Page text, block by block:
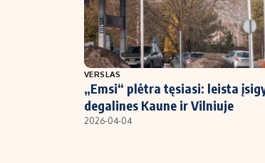
Ekonomika
Politika
NT ir statybos
VERSLAS
„Emsi“ plėtra tęsiasi: leista
degalines Kaune ir Vilniuje
2026-04-04